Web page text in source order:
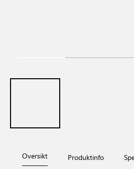
Oversikt Produktinfo